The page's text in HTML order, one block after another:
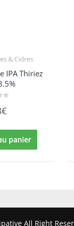
& Cidres
IPA Thiriez
€
panier
All Right